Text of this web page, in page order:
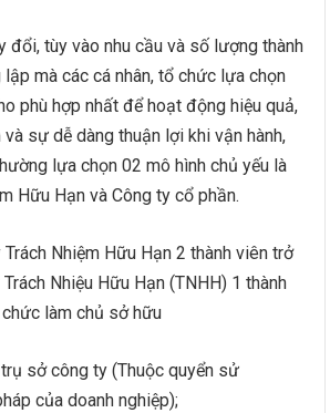
đổi, tùy vào nhu cầu và số lượng thành
mà các cá nhân, tổ chức lựa chọn
phù hợp nhất để hoạt động hiệu quả,
sự dễ dàng thuận lợi khi vận hành,
lựa chọn 02 mô hình chủ yếu là
Hữu Hạn và Công ty cổ phần.
Trách Nhiệm Hữu Hạn 2 thành viên trở
Nhiệu Hữu Hạn (TNHH) 1 thành
làm chủ sở hữu
sở công ty (Thuộc quyển sử
của doanh nghiệp);